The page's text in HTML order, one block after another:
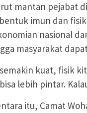
mantan pejabat
imun dan
nasional
masyarakat
kuat, fisik
lebih pintar.
itu, Camat